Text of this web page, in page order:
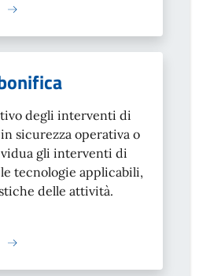
degli interventi di
sicurezza operativa o
gli interventi di
tecnologie applicabili,
delle attività.